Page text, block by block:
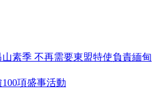
素季 不再需要東盟特使負責緬甸
項盛事活動